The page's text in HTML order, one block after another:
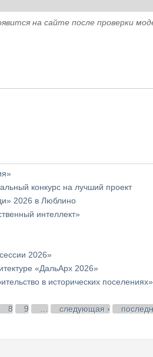
на сайте после проверки
конкурс на лучший проект
2026 в Люблино
интеллект»
2026»
«ДальАрх 2026»
в исторических поселениях»
8 9 следующая ›